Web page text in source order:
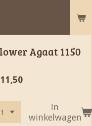
Agaat 1150
In
winkelwagen